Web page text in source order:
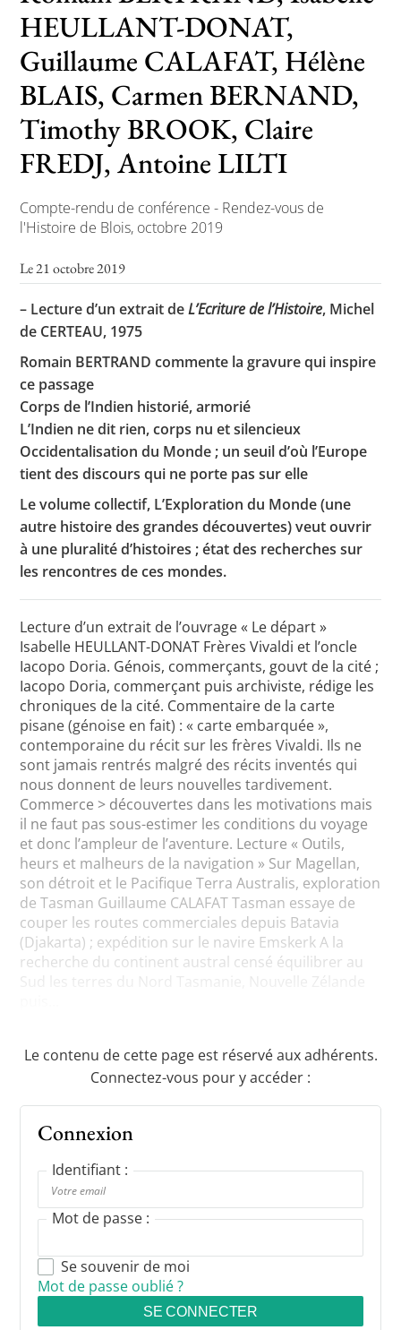
Toutes les actualités
Les rendez-vous de l’APHG
Concours de recrutement
Concours scolaires
Conférences, tables rondes
HEULLANT-DONAT,
Guillaume CALAFAT, Hélène
BLAIS, Carmen BERNAND,
Timothy BROOK, Claire
FREDJ, Antoine LILTI
Compte-rendu de conférence - Rendez-vous de
l'Histoire de Blois, octobre 2019
Le 21 octobre 2019
– Lecture d’un extrait deL’Ecriture de l’Histoire, Michel
de CERTEAU, 1975
Romain BERTRAND commente la gravure qui inspire
ce passage
Corps de l’Indien historié, armorié
L’Indien ne dit rien, corps nu et silencieux
Occidentalisation du Monde ; un seuil d’où l’Europe
tient des discours qui ne porte pas sur elle
Le volume collectif, L’Exploration du Monde (une
autre histoire des grandes découvertes) veut ouvrir
à une pluralité d’histoires ; état des recherches sur
les rencontres de ces mondes.
Lecture d’un extrait de l’ouvrage « Le départ »
Isabelle HEULLANT-DONAT Frères Vivaldi et l’oncle
Iacopo Doria. Génois, commerçants, gouvt de la cité ;
Iacopo Doria, commerçant puis archiviste, rédige les
chroniques de la cité. Commentaire de la carte
pisane (génoise en fait) : « carte embarquée »,
contemporaine du récit sur les frères Vivaldi. Ils ne
sont jamais rentrés malgré des récits inventés qui
nous donnent de leurs nouvelles tardivement.
Commerce > découvertes dans les motivations mais
il ne faut pas sous-estimer les conditions du voyage
et donc l’ampleur de l’aventure. Lecture « Outils,
heurs et malheurs de la navigation » Sur Magellan,
son détroit et le Pacifique Terra Australis, exploration
de Tasman Guillaume CALAFAT Tasman essaye de
couper les routes commerciales depuis Batavia
(Djakarta) ; expédition sur le navire Emskerk A la
recherche du continent austral censé équilibrer au
Le contenu de cette page est réservé aux adhérents.
Connectez-vous pour y accéder :
Connexion
Identifiant :
Mot de passe :
Se souvenir de moi
Mot de passe oublié ?
SE CONNECTER